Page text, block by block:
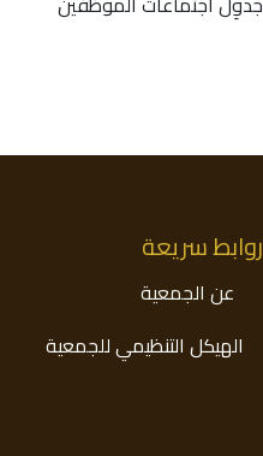
روابط سريعة
عن ال​​​​جمعية
الهيكل التنظيمي للجمعي​​ة